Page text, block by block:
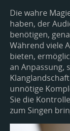
Die wahre
haben, der
benötigen,
Während viele
bieten,
an Anpassung,
unnötige
Sie die
zum Singen